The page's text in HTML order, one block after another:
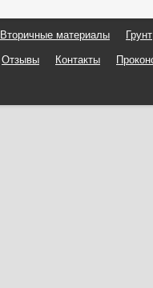
Вторичные материалы Грунт
Отзывы Контакты